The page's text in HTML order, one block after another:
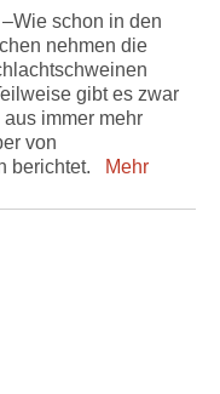
schon in den
nehmen die
gibt es zwar
immer mehr
von
berichtet.
Mehr